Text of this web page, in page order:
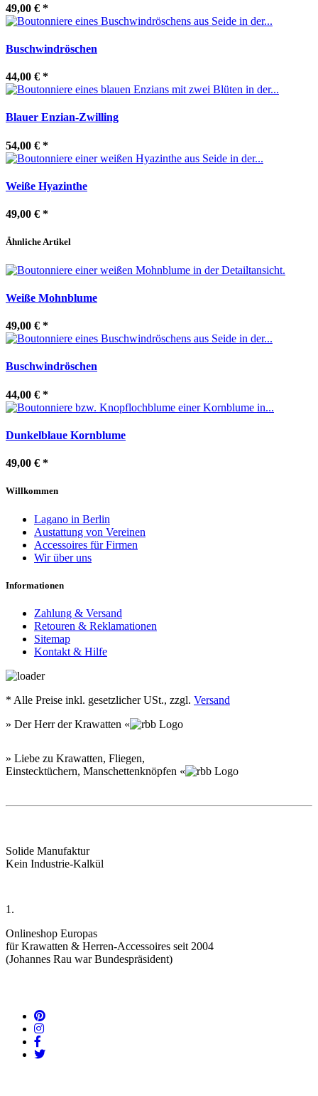
49,00 € *
Buschwindröschen
44,00 € *
Blauer Enzian-Zwilling
54,00 € *
Weiße Hyazinthe
49,00 € *
Ähnliche Artikel
Weiße Mohnblume
49,00 € *
Buschwindröschen
44,00 € *
Dunkelblaue Kornblume
49,00 € *
Willkommen
Lagano in Berlin
Austattung von Vereinen
Accessoires für Firmen
Wir über uns
Informationen
Zahlung & Versand
Retouren & Reklamationen
Sitemap
Kontakt & Hilfe
* Alle Preise inkl. gesetzlicher USt., zzgl. Versand
» Der Herr der Krawatten «
» Liebe zu Krawatten, Fliegen,
Einstecktüchern, Manschettenknöpfen «
Solide Manufaktur
Kein Industrie-Kalkül
1.
Onlineshop Europas
für Krawatten & Herren-Accessoires seit 2004
(Johannes Rau war Bundespräsident)